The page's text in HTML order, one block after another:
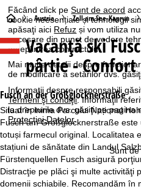
Făcând click peSunt de acord
cookie neesențiale și tehnologii
apăsaţi aici Refuz și vom utiliza
necesare din punct de vedere
îndeplinirea contractului.
Mai multe detalii despre
de modificare a setărilor dvs.
Informaţii despre responsabili
Termeni şi condiţii. Informaţii
la drepturile dvs. găsiţi pe pagina
Protecţiei Datelor.
Sunt
A
c
a
s
ă
Austria Zell am See-Kaprun
Vacanță ski
pârtie - Confort
Fusch an der Großglocknerstraße
Situat în inima Parcului Național
Fusch am Großglocknerstraße
totuși farmecul original. Localitatea
stațiuni de sănătate din Landul
Fürstenquellen Fusch asigură
Distracţie pe plăci şi multe activităţi
domenii schiabile. Recomandăm în